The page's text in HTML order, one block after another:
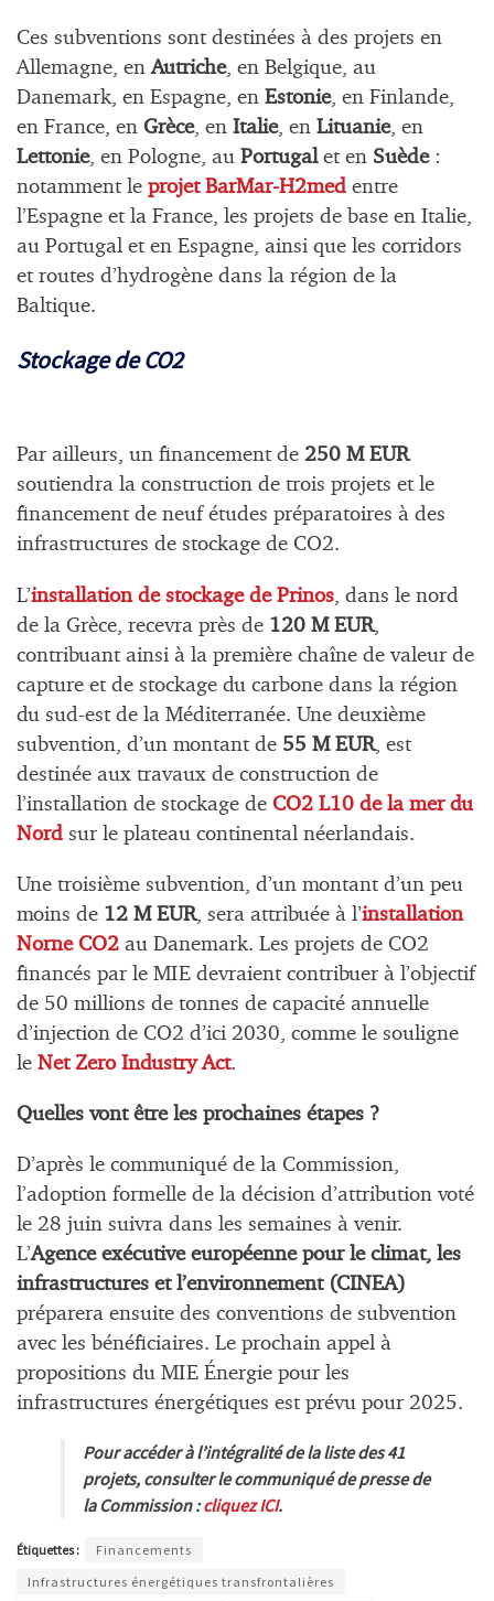
Ces subventions sont destinées à des projets en
Allemagne, en Autriche, en Belgique, au
Danemark, en Espagne, en Estonie, en Finlande,
en France, en Grèce, en Italie, en Lituanie, en
Lettonie, en Pologne, au Portugalet en Suède:
notamment le projet BarMar-H2med entre
l’Espagne et la France, les projets de base en Italie,
au Portugal et en Espagne, ainsi que les corridors
et routes d’hydrogène dans la région de la
Baltique.
Stockage de CO2
Par ailleurs, un financement de 250 M EUR
soutiendra la construction de trois projets et le
financement de neuf études préparatoires à des
infrastructures de stockage de CO2.
L’installation de stockage de Prinos , dans le nord
de la Grèce, recevra près de 120 M EUR,
contribuant ainsi à la première chaîne de valeur de
capture et de stockage du carbone dans la région
du sud-est de la Méditerranée. Une deuxième
subvention, d’un montant de 55 M EUR, est
destinée aux travaux de construction de
l’installation de stockage de CO2 L10 de la mer du
Nord sur le plateau continental néerlandais.
Une troisième subvention, d’un montant d’un peu
moins de 12 M EUR, sera attribuée à l’installation
Norne CO2 au Danemark. Les projets de CO2
financés par le MIE devraient contribuer à l’objectif
de 50 millions de tonnes de capacité annuelle
d’injection de CO2 d’ici 2030, comme le souligne
le Net Zero Industry Act.
Quelles vont être les prochaines étapes ?
D’après le communiqué de la Commission,
l’adoption formelle de la décision d’attribution voté
le 28 juin suivra dans les semaines à venir.
L’Agence exécutive européenne pour le climat, les
infrastructures et l’environnement (CINEA)
préparera ensuite des conventions de subvention
avec les bénéficiaires. Le prochain appel à
propositions du MIE Énergie pour les
infrastructures énergétiques est prévu pour 2025.
Pour accéder à l’intégralité de la liste des 41
projets, consulter le communiqué de presse de
la Commission :cliquez ICI.
Étiquettes :
Financements
Infrastructures énergétiques transfrontalières